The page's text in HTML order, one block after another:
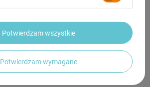
Potwierdzam wymagane
Potwierdzam wszystkie